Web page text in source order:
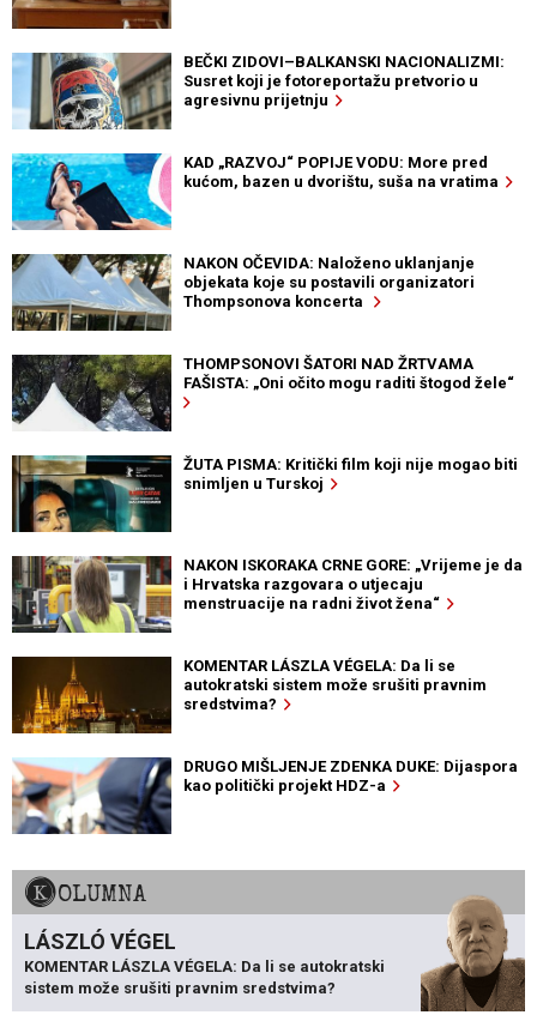
BEČKI ZIDOVI–BALKANSKI NACIONALIZMI:
Susret koji je fotoreportažu pretvorio u
agresivnu prijetnju
KAD „RAZVOJ“ POPIJE VODU: More pred
kućom, bazen u dvorištu, suša na vratima
NAKON OČEVIDA: Naloženo uklanjanje
objekata koje su postavili organizatori
Thompsonova koncerta
THOMPSONOVI ŠATORI NAD ŽRTVAMA
FAŠISTA: „Oni očito mogu raditi štogod žele“
ŽUTA PISMA: Kritički film koji nije mogao biti
snimljen u Turskoj
NAKON ISKORAKA CRNE GORE: „Vrijeme je da
i Hrvatska razgovara o utjecaju
menstruacije na radni život žena“
KOMENTAR LÁSZLA VÉGELA: Da li se
autokratski sistem može srušiti pravnim
sredstvima?
DRUGO MIŠLJENJE ZDENKA DUKE: Dijaspora
kao politički projekt HDZ-a
KOLUMNA
LÁSZLÓ VÉGEL
KOMENTAR LÁSZLA VÉGELA: Da li se autokratski
sistem može srušiti pravnim sredstvima?